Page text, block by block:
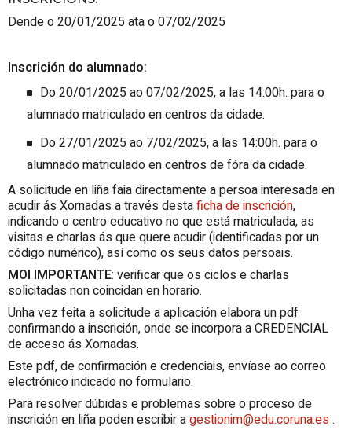
Dende o 20/01/2025 ata o 07/02/2025
Inscrición do alumnado:
Do 20/01/2025 ao 07/02/2025, a las 14:00h. para o
alumnado matriculado en centros da cidade.
Do 27/01/2025 ao 7/02/2025, a las 14:00h. para o
alumnado matriculado en centros de fóra da cidade.
A solicitude en liña faia directamente a persoa interesada en
acudir ás Xornadas a través destaficha de inscrición,
indicando o centro educativo no que está matriculada, as
visitas e charlas ás que quere acudir(identificadas por un
código numérico), así como os seus datos persoais.
MOI IMPORTANTE: verificar que os ciclos e charlas
solicitadas non coincidan en horario.
Unha vez feita a solicitude a aplicación elabora un pdf
confirmando a inscrición, onde se incorpora a CREDENCIAL
de acceso ás Xornadas.
Este pdf, de confirmación e credenciais, envíase ao correo
electrónico indicado no formulario.
Para resolver dúbidas e problemas sobre o proceso de
inscrición en liña poden escribir agestionim@edu.coruna.es.